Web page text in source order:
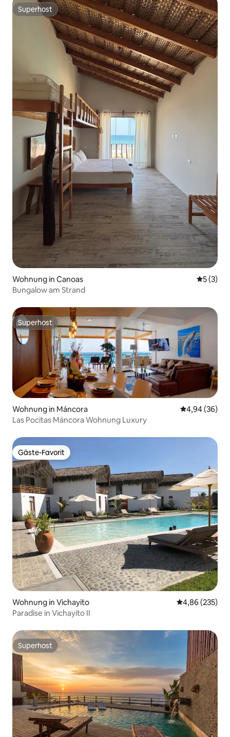
Superhost
Superhost
Wohnung in Canoas
5 (3)
Bungalow am Strand
Superhost
Superhost
Wohnung in Máncora
4,94 (36)
Las Pocitas Máncora Wohnung Luxury
Gäste-Favorit
Gäste-Favorit
Wohnung in Vichayito
4,86 (235)
Paradise in Vichayito II
Superhost
Superhost